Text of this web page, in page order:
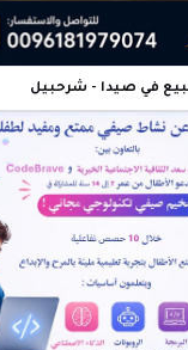
في صيدا - شرحبيل